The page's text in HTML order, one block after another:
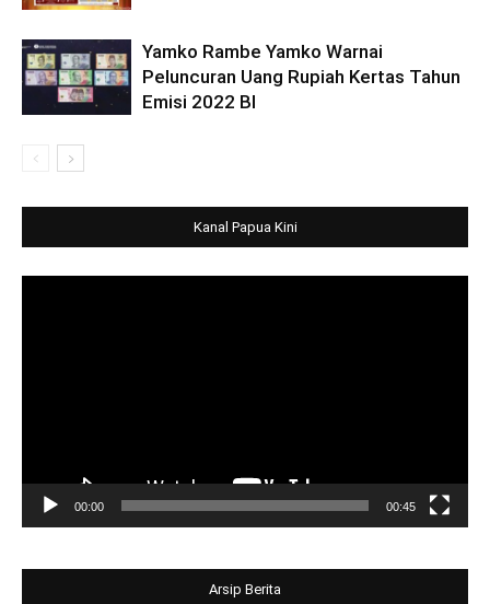
Yamko Rambe Yamko Warnai
Peluncuran Uang Rupiah Kertas Tahun
Emisi 2022 BI
Kanal Papua Kini
00:00 00:45
Arsip Berita